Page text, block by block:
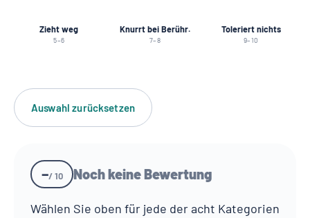
Zieht weg
5–6
Knurrt bei Berühr.
7–8
Toleriert nichts
9–10
Auswahl zurücksetzen
–/ 10 Noch keine Bewertung
Wählen Sie oben für jede der acht Kategorien